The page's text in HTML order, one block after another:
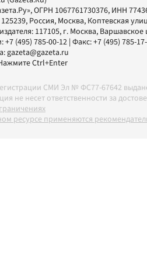
, ОГРН 1067761730376, ИНН
Россия, Москва, Коптевская
117105, г. Москва, Варшавское
+7 (495) 785-00-12 | Факс:+7 (495) 785-
gazeta@gazeta.ru
Ctrl+Enter
СМИ Эл № ФС77-67642
не несет ответственности за
ресурсе применяются